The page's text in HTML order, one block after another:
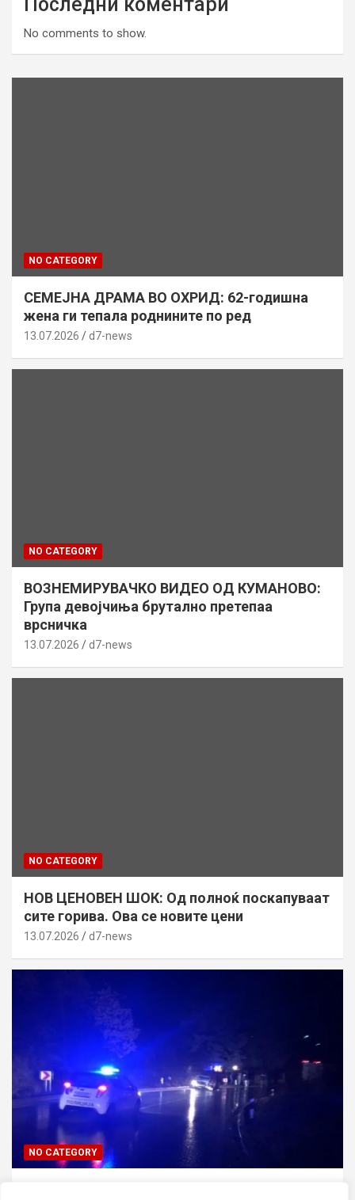
No comments to show.
NO CATEGORY
СЕМЕЈНА ДРАМА ВО ОХРИД: 62-годишна
жена ги тепала роднините по ред
13.07.2026 d7-news
NO CATEGORY
ВОЗНЕМИРУВАЧКО ВИДЕО ОД КУМАНОВО:
Група девојчиња брутално претепаа
врсничка
13.07.2026 d7-news
NO CATEGORY
НОВ ЦЕНОВЕН ШОК: Од полноќ поскапуваат
сите горива. Ова се новите цени
13.07.2026 d7-news
NO CATEGORY